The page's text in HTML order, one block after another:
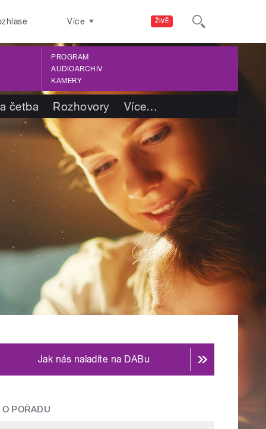
ŽIVĚ
Více
PROGRAM
AUDIOARCHIV
KAMERY
četba Rozhovory Více…
Jak nás naladíte na DABu
O POŘADU